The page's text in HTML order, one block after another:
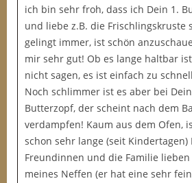
ich bin sehr froh, dass ich Dein 1.
und liebe z.B. die Frischlingskruste
gelingt immer, ist schön
mir sehr gut! Ob es lange haltbar
nicht sagen, es ist einfach zu
Noch schlimmer ist es aber bei
Butterzopf, der scheint nach dem
verdampfen! Kaum aus dem Ofen,
schon sehr lange (seit
Freundinnen und die Familie lieben
meines Neffen (er hat eine sehr